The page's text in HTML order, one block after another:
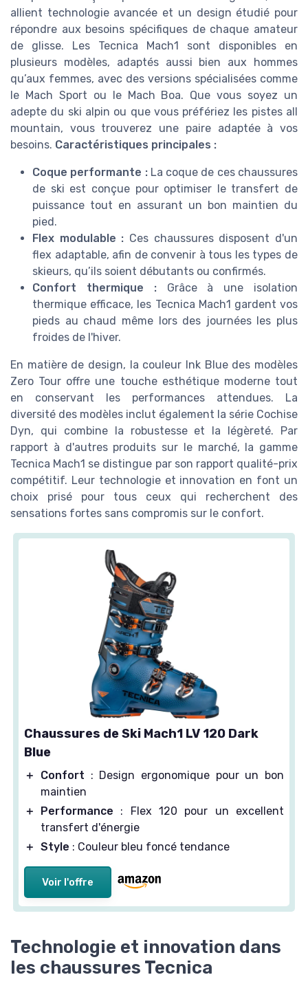
allient technologie avancée et un design étudié pour
répondre aux besoins spécifiques de chaque amateur
de glisse. Les Tecnica Mach1 sont disponibles en
plusieurs modèles, adaptés aussi bien aux hommes
qu’aux femmes, avec des versions spécialisées comme
le Mach Sport ou le Mach Boa. Que vous soyez un
adepte du ski alpin ou que vous préfériez les pistes all
mountain, vous trouverez une paire adaptée à vos
besoins. Caractéristiques principales :
Coque performante :La coque de ces chaussures
de ski est conçue pour optimiser le transfert de
puissance tout en assurant un bon maintien du
pied.
Flex modulable : Ces chaussures disposent d'un
flex adaptable, afin de convenir à tous les types de
skieurs, qu’ils soient débutants ou confirmés.
Confort thermique :Grâce à une isolation
thermique efficace, les Tecnica Mach1 gardent vos
pieds au chaud même lors des journées les plus
froides de l'hiver.
En matière de design, la couleur Ink Blue des modèles
Zero Tour offre une touche esthétique moderne tout
en conservant les performances attendues. La
diversité des modèles inclut également la série Cochise
Dyn, qui combine la robustesse et la légèreté. Par
rapport à d'autres produits sur le marché, la gamme
Tecnica Mach1 se distingue par son rapport qualité-prix
compétitif. Leur technologie et innovation en font un
choix prisé pour tous ceux qui recherchent des
sensations fortes sans compromis sur le confort.
Chaussures de Ski Mach1 LV 120 Dark
Blue
＋ Confort : Design ergonomique pour un bon
maintien
＋
Performance : Flex 120 pour un excellent
transfert d'énergie
＋ Style : Couleur bleu foncé tendance
Voir l'offre
Technologie et innovation dans
les chaussures Tecnica